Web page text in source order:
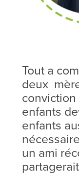
Tout a
deux
enfants
enfants
un ami